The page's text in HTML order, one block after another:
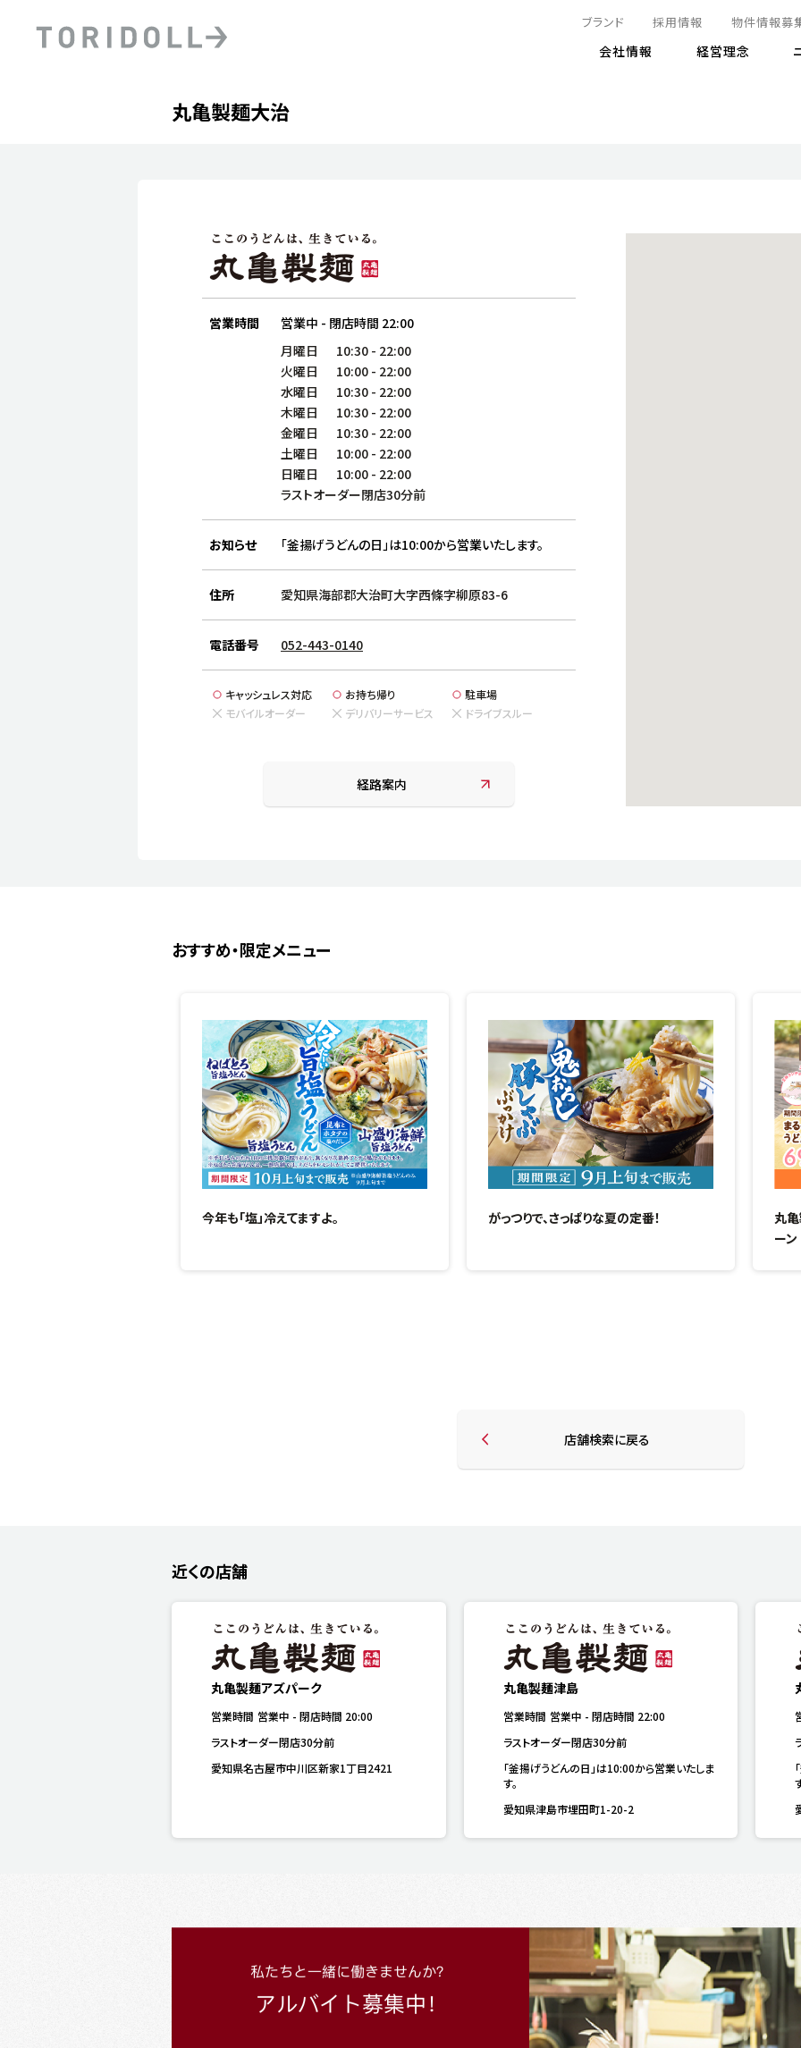
PRニュース
中長期経営計画
粟田社長が語るトリドールDX
DXビジョン2028
株式
ライブラリ
ステークホルダーとの
コミュニケーション
エネルギー使用量の削減
人と社会とともに
リス
ブランド 採用情報 物件情報募
会社情報 経営理念
丸亀製麺大治
営業時間 営業中 - 閉店時間 22:00
月曜日 10:30 - 22:00
火曜日
10:00 - 22:00
水曜日
10:30 - 22:00
木曜日
10:30 - 22:00
金曜日
10:30 - 22:00
土曜日
10:00 - 22:00
日曜日
10:00 - 22:00
ラストオーダー閉店30分前
お知らせ 「釜揚げうどんの日」は10:00から営業いたします。
住所 愛知県海部郡大治町大字西條字柳原83-6
電話番号 052-443-0140
キャッシュレス対応 お持ち帰り
駐車場
モバイルオーダー
デリバリーサービス ドライブスルー
経路案内
おすすめ・限定メニュー
今年も「塩」冷えてますよ。 がっつりで、さっぱりな夏の定番！
丸
ーン
店舗検索に戻る
近くの店舗
丸亀製麺アズパーク
営業時間 営業中 - 閉店時間 20:00
ラストオーダー閉店30分前
愛知県名古屋市中川区新家1丁目2421
丸亀製麺津島
営業時間 営業中 - 閉店時間 22:00
ラストオーダー閉店30分前
「釜揚げうどんの日」は10:00から営業いたしま
す。
愛知県津島市埋田町1-20-2